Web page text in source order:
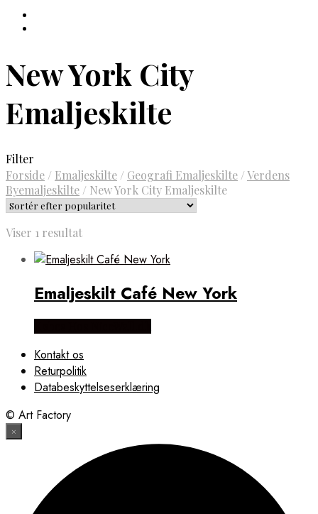
New York City
Emaljeskilte
Filter
Forside / Emaljeskilte / Geografi Emaljeskilte /Verdens
Byemaljeskilte / New York City Emaljeskilte
Viser 1 resultat
Emaljeskilt Café New York
Kontakt os
Returpolitik
Databeskyttelseserklæring
© Art Factory
×